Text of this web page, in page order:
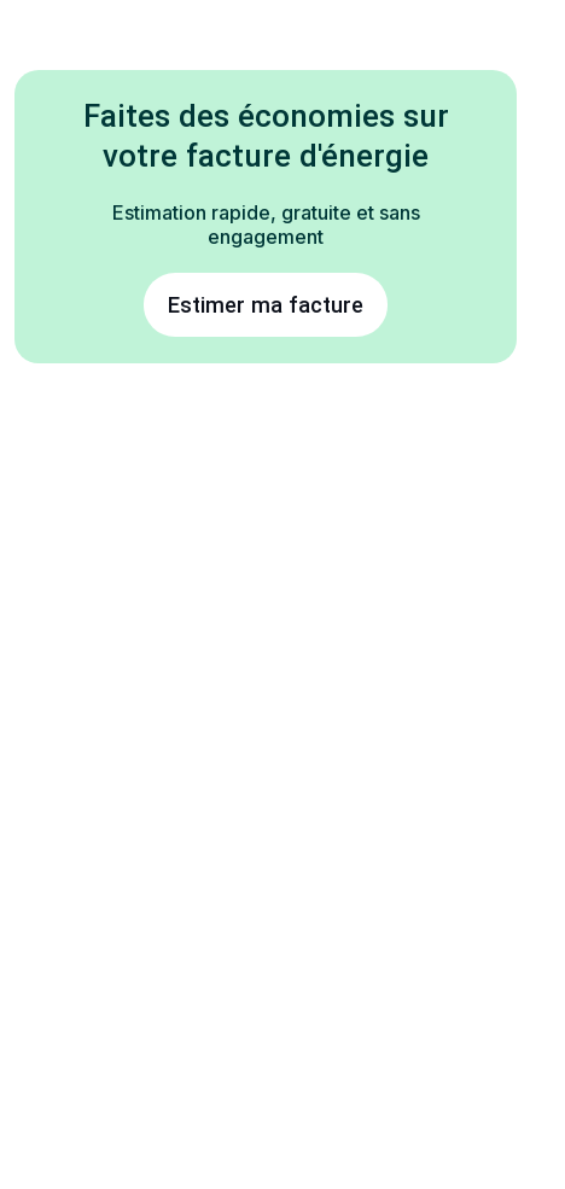
Faites des économies sur
votre facture d'énergie
Estimation rapide, gratuite et sans
engagement
Estimer ma facture